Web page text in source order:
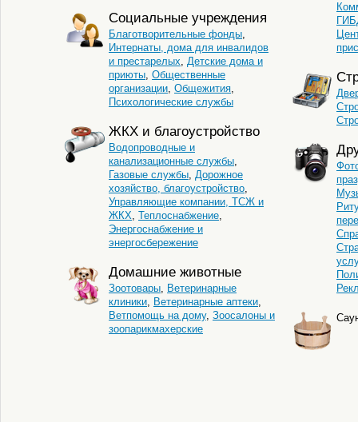
Социальные учреждения
Благотворительные фонды,
Интернаты, дома для инвалидов
и престарелых, Детские дома и
приюты, Общественные
организации, Общежития,
Психологические службы
ЖКХ и благоустройство
Водопроводные и
канализационные службы,
Газовые службы, Дорожное
хозяйство, благоустройство,
Управляющие компании, ТСЖ и
ЖКХ, Теплоснабжение,
Энергоснабжение и
энергосбережение
Домашние животные
Зоотовары, Ветеринарные
клиники, Ветеринарные аптеки,
Ветпомощь на дому, Зоосалоны и
зоопарикмахерские